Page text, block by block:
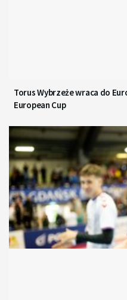
Torus Wybrzeże wraca do
European Cup